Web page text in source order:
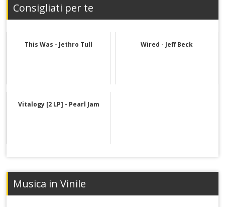
Consigliati per te
This Was - Jethro Tull Wired - Jeff Beck
Vitalogy [2 LP] - Pearl Jam
Musica in Vinile